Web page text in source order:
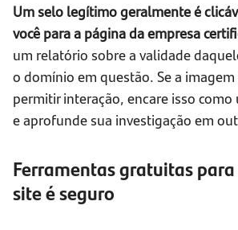
Um selo legítimo geralmente é
você para a página da empresa
um relatório sobre a validade
o domínio em questão. Se a
permitir interação, encare isso como
e aprofunde sua investigação em
Ferramentas gratuitas para
site é seguro